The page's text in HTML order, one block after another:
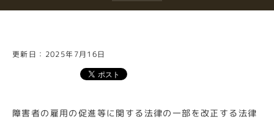
更新日：2025年7月16日
障害者の雇用の促進等に関する法律の一部を改正する法律